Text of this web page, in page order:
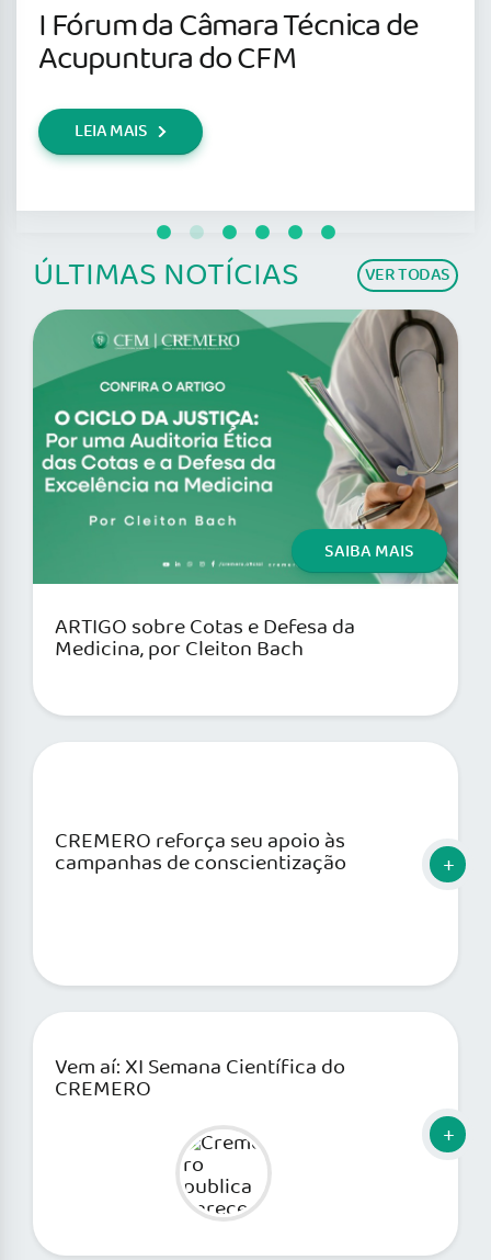
I Fórum da Câmara Técnica de
Acupuntura do CFM
LEIA MAIS
ÚLTIMAS NOTÍCIAS VER TODAS
SAIBA MAIS
ARTIGO sobre Cotas e Defesa da
Medicina, por Cleiton Bach
CREMERO reforça seu apoio às
campanhas de conscientização
Vem aí: XI Semana Científica do
CREMERO